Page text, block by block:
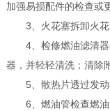
加强易损配件的检查或
3、火花塞拆卸火花
4、检修燃油滤清器
器，并轻轻清洗；清除
5、散热片透过发动
6、燃油管检查燃油